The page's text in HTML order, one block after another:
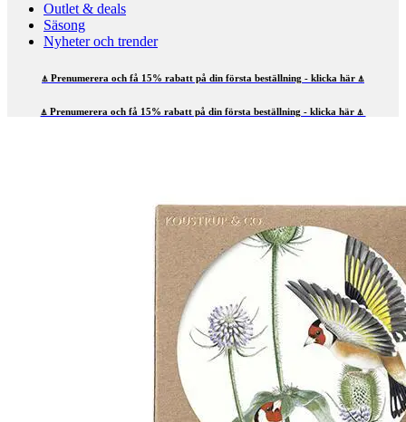
Outlet & deals
Säsong
Nyheter och trender
⍋ Prenumerera och få 15% rabatt på din första beställning - klicka här ⍋
⍋ Prenumerera och få 15% rabatt på din första beställning - klicka här ⍋